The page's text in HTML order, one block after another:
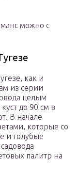
можно с
как и
из серии
целым
до 90 см в
В начале
которые со
и голубые
палитр на